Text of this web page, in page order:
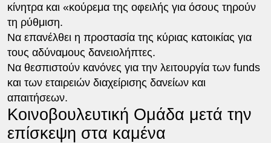
κίνητρα και «κούρεμα της οφειλής για όσους τηρούν
τη ρύθμιση.
Να επανέλθει η προστασία της κύριας κατοικίας για
τους αδύναμους δανειολήπτες.
Να θεσπιστούν κανόνες για την λειτουργία των funds
και των εταιρειών διαχείρισης δανείων και
απαιτήσεων.
Κοινοβουλευτική Ομάδα μετά την
επίσκεψη στα καμένα